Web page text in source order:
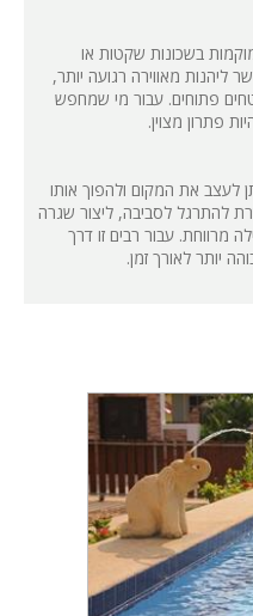
בשכונות שקטות או
ליהנות מאווירה רגועה יותר,
פתוחים. עבור מי שמחפש
פתרון מצוין.
לעצב את המקום ולהפוך אותו
להתרגל לסביבה, ליצור שגרה
מרווחת. עבור רבים זו דרך
יותר לאורך זמן.